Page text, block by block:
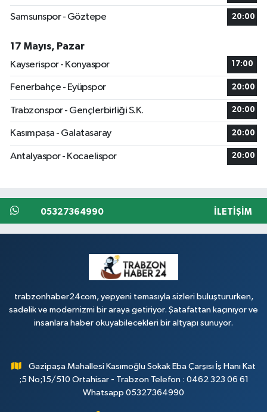
Samsunspor - Göztepe 20:00
17 Mayıs, Pazar
Kayserispor - Konyaspor
17:00
Fenerbahçe - Eyüpspor 20:00
Trabzonspor - Gençlerbirliği S.K. 20:00
Kasımpaşa - Galatasaray 20:00
Antalyaspor - Kocaelispor 20:00
05327364990 İLETIŞIM
trabzonhaber24com, yepyeni temasıyla sizleri buluştururken,
sadelik ve modernizmi bir araya getiriyor. Şatafattan kaçınıyor ve
insanlara haber okuyabilecekleri bir altyapı sunuyor.
Gazipaşa Mahallesi Kasımoğlu Sokak Eba Çarşısı İş Hanı Kat
;5 No;15/510 Ortahisar - Trabzon Telefon : 0462 323 06 61
Whatsapp 05327364990